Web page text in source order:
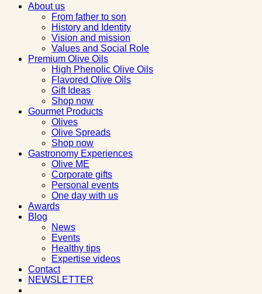
About us
From father to son
History and Identity
Vision and mission
Values and Social Role
Premium Olive Oils
High Phenolic Olive Oils
Flavored Olive Oils
Gift Ideas
Shop now
Gourmet Products
Olives
Olive Spreads
Shop now
Gastronomy Experiences
Olive ME
Corporate gifts
Personal events
One day with us
Awards
Blog
News
Events
Healthy tips
Expertise videos
Contact
NEWSLETTER